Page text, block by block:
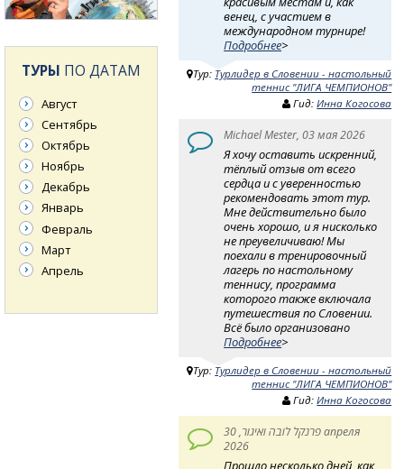
венец, с участием в
международном турнире!
Подробнее>
Тур: Турлидер в Словении - настольный
теннис "ЛИГА ЧЕМПИОНОВ"
Гид:Инна Когосова
Michael Mester, 03 мая 2026
Я хочу оставить искренний,
тёплый отзыв от всего
сердца и с уверенностью
рекомендовать этот тур.
Мне действительно было
очень хорошо, и я нисколько
не преувеличиваю! Мы
поехали в тренировочный
лагерь по настольному
теннису, программа
которого также включала
путешествия по Словении.
Всё было организовано
Подробнее>
Тур: Турлидер в Словении - настольный
теннис "ЛИГА ЧЕМПИОНОВ"
Гид:Инна Когосова
פרנקל לובה ואיגור, 30 апреля
2026
Прошло несколько дней, как
ТУРЫ ПО ДАТАМ
Август
Сентябрь
Октябрь
Ноябрь
Декабрь
Январь
Февраль
Март
Апрель